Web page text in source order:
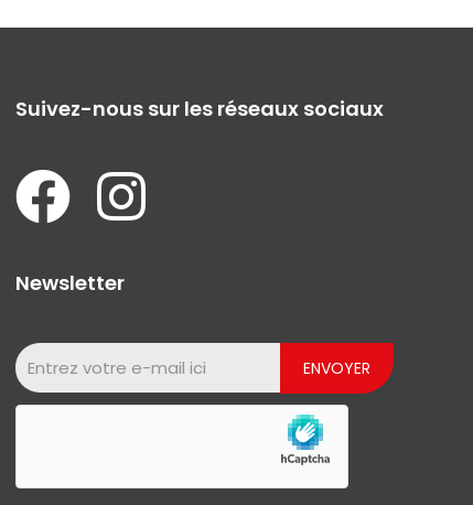
Suivez-nous sur les réseaux sociaux
Newsletter